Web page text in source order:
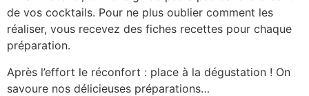
de vos cocktails. Pour ne plus oublier comment les
réaliser, vous recevez des fiches recettes pour chaque
préparation.
Après l’effort le réconfort : place à la dégustation ! On
savoure nos délicieuses préparations…